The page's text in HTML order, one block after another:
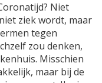
Niet
ziek wordt, maar
tegen
zou denken,
Misschien
maar bij de